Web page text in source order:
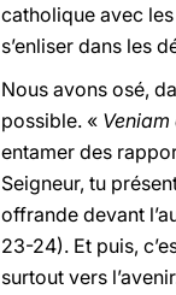
catholique avec
s’enliser dans les
Nous avons osé,
possible. «
entamer des
Seigneur, tu
offrande devant
23-24). Et puis,
surtout vers